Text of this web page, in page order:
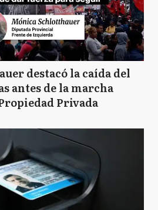
Casares
destacó la caída del
antes de la marcha
Privada